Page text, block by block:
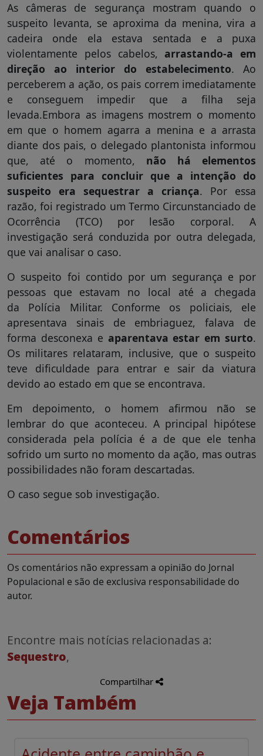
As câmeras de segurança mostram quando o
suspeito levanta, se aproxima da menina, vira a
cadeira onde ela estava sentada e a puxa
violentamente pelos cabelos, arrastando-a em
direção ao interior do estabelecimento. Ao
perceberem a ação, os pais correm imediatamente
e conseguem impedir que a filha seja
levada.Embora as imagens mostrem o momento
em que o homem agarra a menina e a arrasta
diante dos pais, o delegado plantonista informou
que, até o momento, não há elementos
suficientes para concluir que a intenção do
suspeito era sequestrar a criança. Por essa
razão, foi registrado um Termo Circunstanciado de
Ocorrência (TCO) por lesão corporal. A
investigação será conduzida por outra delegada,
que vai analisar o caso.
O suspeito foi contido por um segurança e por
pessoas que estavam no local até a chegada
da Polícia Militar. Conforme os policiais, ele
apresentava sinais de embriaguez, falava de
forma desconexa e aparentava estar em surto.
Os militares relataram, inclusive, que o suspeito
teve dificuldade para entrar e sair da viatura
devido ao estado em que se encontrava.
Em depoimento, o homem afirmou não se
lembrar do que aconteceu. A principal hipótese
considerada pela polícia é a de que ele tenha
sofrido um surto no momento da ação, mas outras
possibilidades não foram descartadas.
O caso segue sob investigação.
Comentários
Os comentários não expressam a opinião do Jornal
Populacional e são de exclusiva responsabilidade do
autor.
Encontre mais notícias relacionadas a:
Sequestro,
Compartilhar
Veja Também